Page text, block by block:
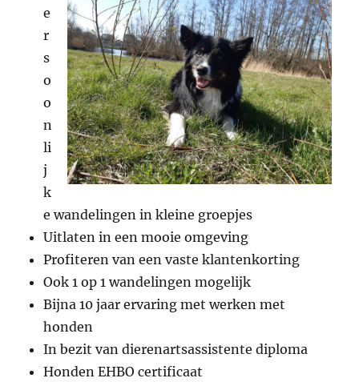
e
r
s
o
o
n
li
j
k
e wandelingen in kleine groepjes
Uitlaten in een mooie omgeving
Profiteren van een vaste klantenkorting
Ook 1 op 1 wandelingen mogelijk
Bijna 10 jaar ervaring met werken met
honden
In bezit van dierenartsassistente diploma
Honden EHBO certificaat